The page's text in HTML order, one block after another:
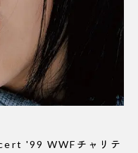
'99 WWFチャリテ